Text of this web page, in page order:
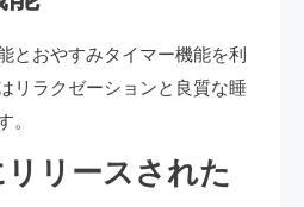
とおやすみタイマー機能を利
リラクゼーションと良質な睡
。
リースされた